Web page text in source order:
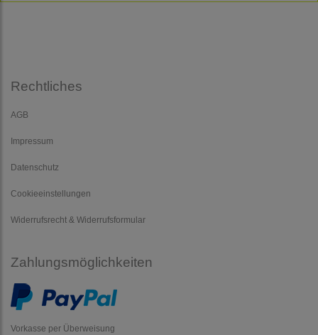
Rechtliches
AGB
Impressum
Datenschutz
Cookieeinstellungen
Widerrufsrecht & Widerrufsformular
Zahlungsmöglichkeiten
Vorkasse per Überweisung